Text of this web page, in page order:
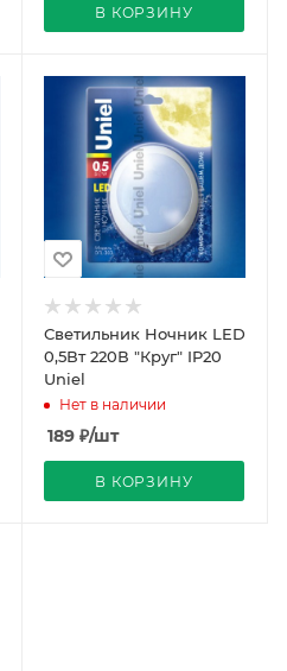
В КОРЗИНУ
Светильник Ночник LED
0,5Вт 220В "Круг" IP20
Uniel
Нет в наличии
189₽/шт
В КОРЗИНУ